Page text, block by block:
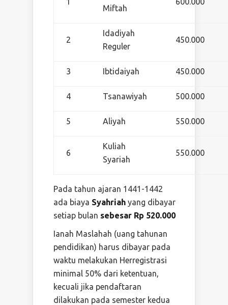
Miftah
2
Idadiyah
Reguler
450.000
3 Ibtidaiyah 450.000
4 Tsanawiyah 500.000
5 Aliyah 550.000
6
Kuliah
Syariah
550.000
Pada tahun ajaran 1441-1442
ada biaya Syahriah yang dibayar
setiap bulan sebesar Rp 520.000
Ianah Maslahah (uang tahunan
pendidikan) harus dibayar pada
waktu melakukan Herregistrasi
minimal 50% dari ketentuan,
kecuali jika pendaftaran
dilakukan pada semester kedua